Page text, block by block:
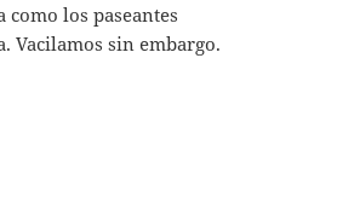
los paseantes
Vacilamos sin embargo.